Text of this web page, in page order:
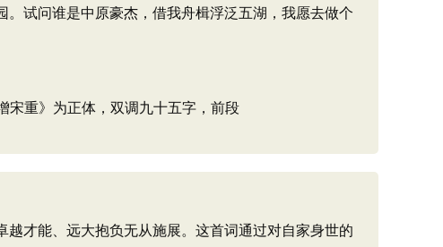
试问谁是中原豪杰，借我舟楫浮泛五湖，我愿去做个
宋重》为正体，双调九十五字，前段
才能、远大抱负无从施展。这首词通过对自家身世的